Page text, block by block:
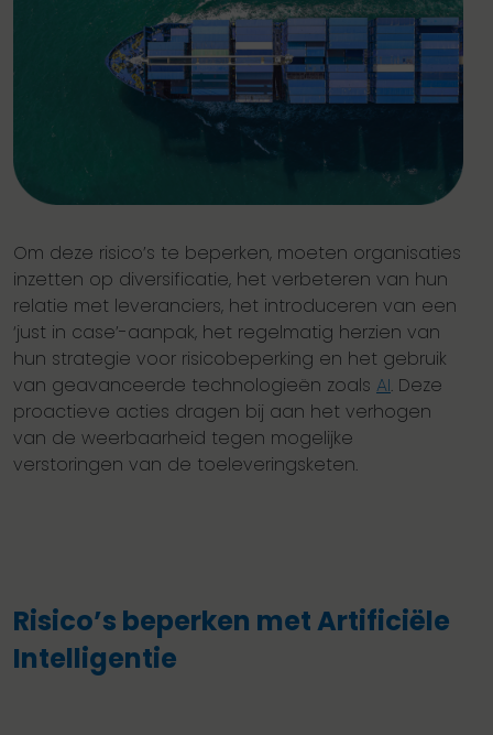
Om deze risico’s te beperken, moeten organisaties
inzetten op diversificatie, het verbeteren van hun
relatie met leveranciers, het introduceren van een
‘just in case’-aanpak, het regelmatig herzien van
hun strategie voor risicobeperking en het gebruik
van geavanceerde technologieën zoals AI. Deze
proactieve acties dragen bij aan het verhogen
van de weerbaarheid tegen mogelijke
verstoringen van de toeleveringsketen.
Risico’s beperken met Artificiële
Intelligentie